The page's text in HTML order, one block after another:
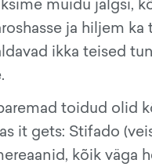
ja hiljem
ikka teised
toidud olid
it gets: Stifado
kõik väga